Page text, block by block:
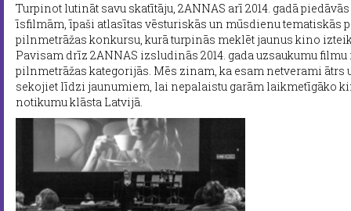
Turpinot lutināt savu skatītāju, 2ANNAS arī 2014. gadā
īsfilmām, īpaši atlasītas vēsturiskās un mūsdienu tematiskās
pilnmetrāžas konkursu, kurā turpinās meklēt jaunus kino
Pavisam drīz 2ANNAS izsludinās 2014. gada uzsaukumu
pilnmetrāžas kategorijās. Mēs zinam, ka esam netverami ātrs
sekojiet līdzi jaunumiem, lai nepalaistu garām laikmetīgāko
notikumu klāsta Latvijā.